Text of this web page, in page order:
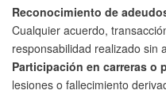
Reconocimiento de
Cualquier acuerdo,
responsabilidad realizado sin
Participación en carreras o
lesiones o fallecimiento